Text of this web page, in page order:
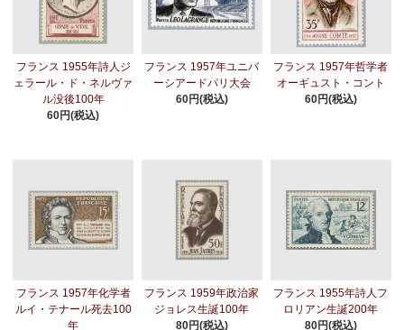
フランス 1955年詩人ジ
ェラール・ド・ネルヴァ
ル没後100年
60円(税込)
フランス 1957年ユニバ
ーシアードパリ大会
60円(税込)
フランス 1957年哲学者
オーギュスト・コント
60円(税込)
フランス 1957年化学者
ルイ・テナール死去100
年
フランス 1959年政治家
ジョレス生誕100年
80円(税込)
フランス 1955年詩人フ
ロリアン生誕200年
80円(税込)